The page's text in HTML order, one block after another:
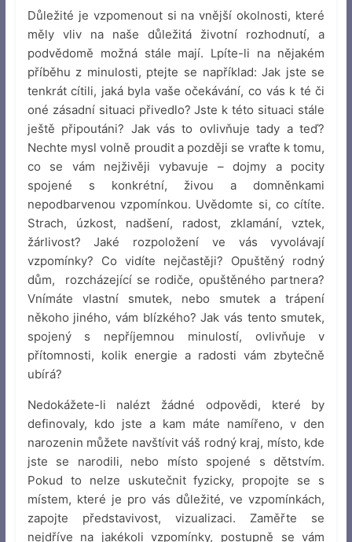
Důležité je vzpomenout si na vnější okolnosti, které
měly vliv na naše důležitá životní rozhodnutí, a
podvědomě možná stále mají. Lpíte-li na nějakém
příběhu z minulosti, ptejte se například: Jak jste se
tenkrát cítili, jaká byla vaše očekávání, co vás k té či
oné zásadní situaci přivedlo? Jste k této situaci stále
ještě připoutáni? Jak vás to ovlivňuje tady a teď?
Nechte mysl volně proudit a později se vraťte k tomu,
co se vám nejživěji vybavuje – dojmy a pocity
spojené s konkrétní, živou a domněnkami
nepodbarvenou vzpomínkou. Uvědomte si, co cítíte.
Strach, úzkost, nadšení, radost, zklamání, vztek,
žárlivost? Jaké rozpoložení ve vás vyvolávají
vzpomínky? Co vidíte nejčastěji? Opuštěný rodný
dům, rozcházející se rodiče, opuštěného partnera?
Vnímáte vlastní smutek, nebo smutek a trápení
někoho jiného, vám blízkého? Jak vás tento smutek,
spojený s nepříjemnou minulostí, ovlivňuje v
přítomnosti, kolik energie a radosti vám zbytečně
ubírá?
Nedokážete-li nalézt žádné odpovědi, které by
definovaly, kdo jste a kam máte namířeno, v den
narozenin můžete navštívit váš rodný kraj, místo, kde
jste se narodili, nebo místo spojené s dětstvím.
Pokud to nelze uskutečnit fyzicky, propojte se s
místem, které je pro vás důležité, ve vzpomínkách,
zapojte představivost, vizualizaci. Zaměřte se
nejdříve na jakékoli vzpomínky, postupně se vám